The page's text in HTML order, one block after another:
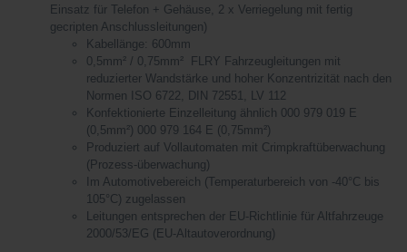
Einsatz für Telefon + Gehäuse, 2 x Verriegelung mit fertig
gecripten Anschlussleitungen)
Kabellänge: 600mm
0,5mm² / 0,75mm² FLRY Fahrzeugleitungen mit
reduzierter Wandstärke und hoher Konzentrizität nach den
Normen ISO 6722, DIN 72551, LV 112
Konfektionierte Einzelleitung ähnlich 000 979 019 E
(0,5mm²) 000 979 164 E (0,75mm²)
Produziert auf Vollautomaten mit Crimpkraftüberwachung
(Prozess-überwachung)
Im Automotivebereich (Temperaturbereich von -40°C bis
105°C) zugelassen
Leitungen entsprechen der EU-Richtlinie für Altfahrzeuge
2000/53/EG (EU-Altautoverordnung)